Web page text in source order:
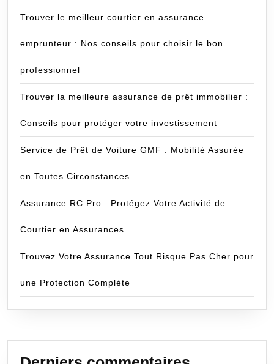
Trouver le meilleur courtier en assurance
emprunteur : Nos conseils pour choisir le bon
professionnel
Trouver la meilleure assurance de prêt immobilier :
Conseils pour protéger votre investissement
Service de Prêt de Voiture GMF : Mobilité Assurée
en Toutes Circonstances
Assurance RC Pro : Protégez Votre Activité de
Courtier en Assurances
Trouvez Votre Assurance Tout Risque Pas Cher pour
une Protection Complète